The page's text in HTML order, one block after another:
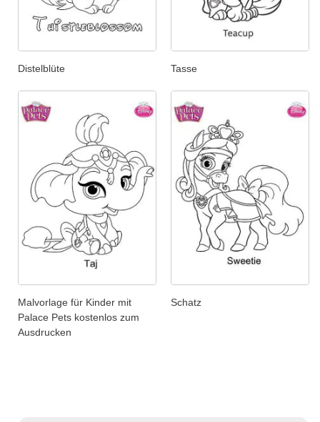
Distelblüte Tasse
Malvorlage für Kinder mit
Palace Pets kostenlos zum
Ausdrucken
Schatz